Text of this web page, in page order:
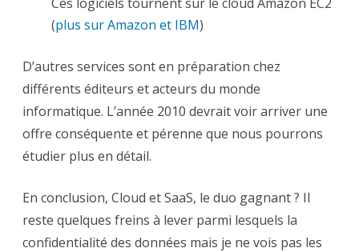
(plus sur Amazon et IBM)
D’autres services sont en préparation chez
différents éditeurs et acteurs du monde
informatique. L’année 2010 devrait voir arriver une
offre conséquente et pérenne que nous pourrons
étudier plus en détail.
En conclusion, Cloud et SaaS, le duo gagnant ? Il
reste quelques freins à lever parmi lesquels la
confidentialité des données mais je ne vois pas les